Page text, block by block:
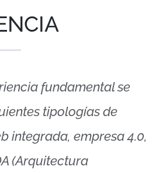
fundamental se
tipologías de
integrada, empresa 4.0,
(Arquitectura